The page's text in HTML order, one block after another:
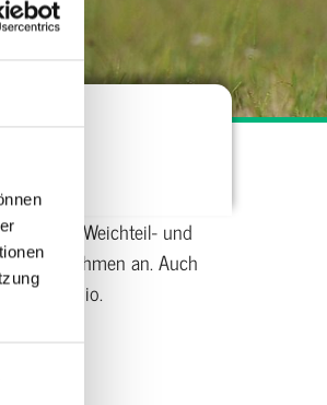
Weichteil- und
an. Auch
Portfolio.